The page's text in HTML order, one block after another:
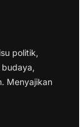
politik,
budaya,
Menyajikan